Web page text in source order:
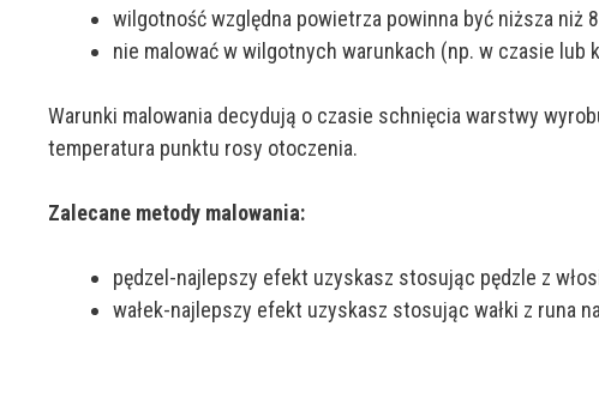
wilgotność względna powietrza powinna być niższa niż
nie malować w wilgotnych warunkach (np. w czasie lub
Warunki malowania decydują o czasie schnięcia warstwy
temperatura punktu rosy otoczenia.
Zalecane metody malowania:
pędzel-najlepszy efekt uzyskasz stosując pędzle z
wałek-najlepszy efekt uzyskasz stosując wałki z runa